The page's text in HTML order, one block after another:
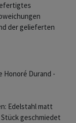
der gelieferten
Honoré Durand -
Edelstahl matt
geschmiedet